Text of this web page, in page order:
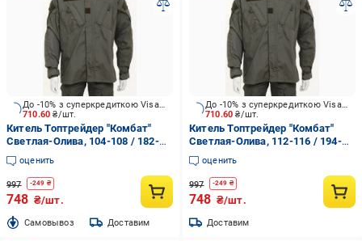
710.60₴/шт.
До -10% з суперкредиткою Visa Вигода
Китель Топтрейдер "Комбат"
Светлая-Олива, 104-108 / 182-
188cм р.L
оценить
997 -249 ₴
748 ₴/шт.
Cамовывоз Доставим
710.60₴/шт.
До -10% з суперкредиткою Visa Вигода
Китель Топтрейдер "Комбат"
Светлая-Олива, 112-116 / 194-
200cм р.XL
оценить
997 -249 ₴
748 ₴/шт.
Доставим